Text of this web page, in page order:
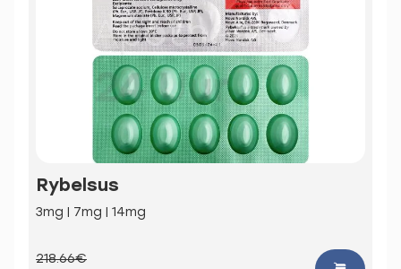
Rybelsus
3mg | 7mg | 14mg
218.66€